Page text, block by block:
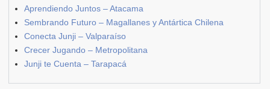
Aprendiendo Juntos – Atacama
Sembrando Futuro – Magallanes y Antártica Chilena
Conecta Junji – Valparaíso
Crecer Jugando – Metropolitana
Junji te Cuenta – Tarapacá